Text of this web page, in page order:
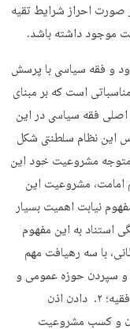
صورت احراز شرایط تقیه
موجود داشته باشد.
و فقه سیاسی با پرسش
است که بر مبنای
فقه سیاسی در این
این نظام سلطنتی شکل
مشروعیت خود این
امامت، مشروعیت این
نیابت اهمیت بسیار
استناد به این مفهوم
با سه رهیافت مهم
فقها و سپردن حوزه عمومی و
سیاسی به سلطان به دلیل عدم مبسوط‌الیدبودن فقیه؛ ۲. دادن اذن
و کسب مشروعیت